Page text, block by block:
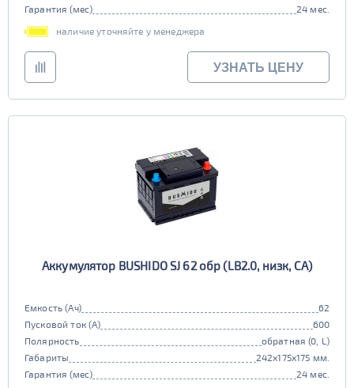
Гарантия (мес)
24 мес.
наличие уточняйте у менеджера
УЗНАТЬ ЦЕНУ
Аккумулятор BUSHIDO SJ 62 обр (LB2.0, низк, CA)
Емкость (Ач)
62
Пусковой ток (А)
600
Полярность
обратная (0, L)
Габариты
242x175x175 мм.
Гарантия (мес)
24 мес.